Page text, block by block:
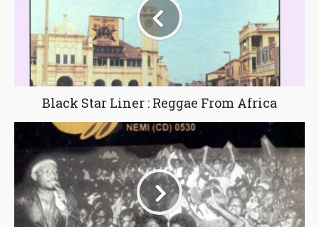
Black Star Liner : Reggae From Africa